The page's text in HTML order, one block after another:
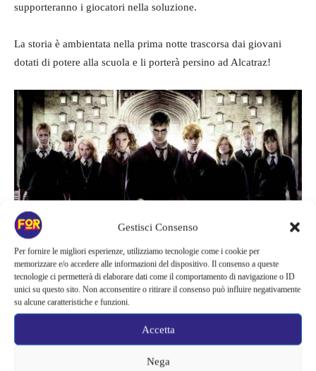
Gestisci Consenso
Per fornire le migliori esperienze, utilizziamo tecnologie come i cookie per
memorizzare e/o accedere alle informazioni del dispositivo. Il consenso a queste
tecnologie ci permetterà di elaborare dati come il comportamento di navigazione o ID
unici su questo sito. Non acconsentire o ritirare il consenso può influire negativamente
su alcune caratteristiche e funzioni.
Accetta
Nega
supporteranno i giocatori nella soluzione.
La storia è ambientata nella prima notte trascorsa dai giovani
dotati di potere alla scuola e li porterà persino ad Alcatraz!
QuestaEscape roomè dedicata a Harry Potter e la pietra
filosofale e se si vuole provare a cimentarsi
di indicare la città e nazione di provenienza dei giocatori cosi da
capire da quante e quali parti del mondo si sta giocando.